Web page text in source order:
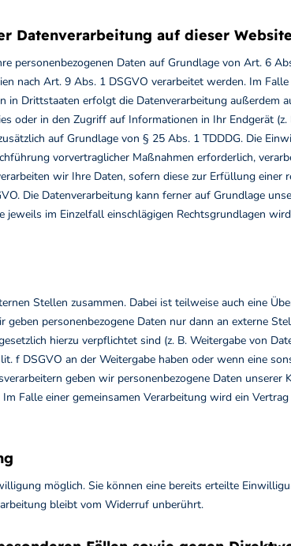
Datenverarbeitung auf dieser Website
personenbezogenen Daten auf Grundlage von Art. 6
nach Art. 9 Abs. 1 DSGVO verarbeitet werden. Im Falle
in Drittstaaten erfolgt die Datenverarbeitung außerdem
oder in den Zugriff auf Informationen in Ihr Endgerät (z.
auf Grundlage von § 25 Abs. 1 TDDDG. Die
vorvertraglicher Maßnahmen erforderlich,
wir Ihre Daten, sofern diese zur Erfüllung einer
Die Datenverarbeitung kann ferner auf Grundlage
im Einzelfall einschlägigen Rechtsgrundlagen
Stellen zusammen. Dabei ist teilweise auch eine
personenbezogene Daten nur dann an externe
hierzu verpflichtet sind (z. B. Weitergabe von
f DSGVO an der Weitergabe haben oder wenn eine
geben wir personenbezogene Daten unserer
Falle einer gemeinsamen Verarbeitung wird ein
möglich. Sie können eine bereits erteilte
bleibt vom Widerruf unberührt.